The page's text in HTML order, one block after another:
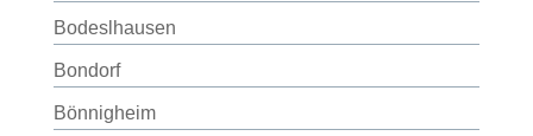
Bodeslhausen
Bondorf
Bönnigheim